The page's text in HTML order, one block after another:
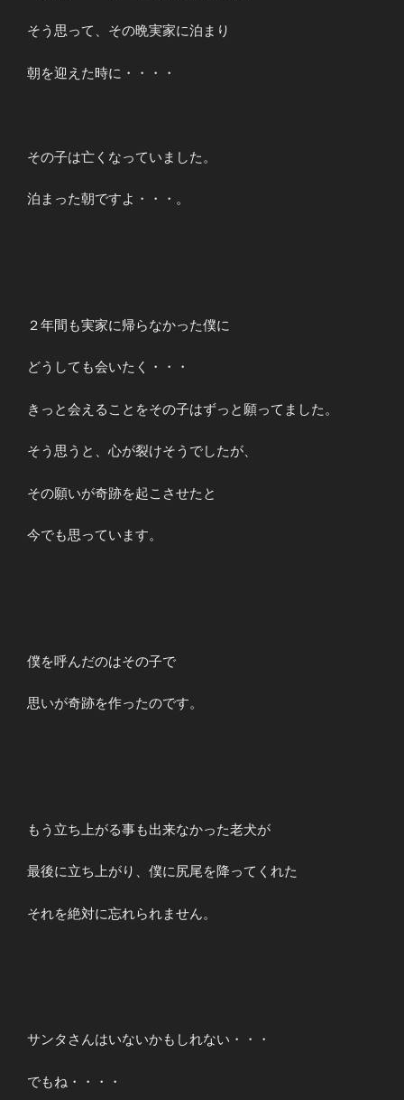
そう思って、その晩実家に泊まり
朝を迎えた時に・・・・
その子は亡くなっていました。
泊まった朝ですよ・・・。
２年間も実家に帰らなかった僕に
どうしても会いたく・・・
きっと会えることをその子はずっと願ってました。
そう思うと、心が裂けそうでしたが、
その願いが奇跡を起こさせたと
今でも思っています。
僕を呼んだのはその子で
思いが奇跡を作ったのです。
もう立ち上がる事も出来なかった老犬が
最後に立ち上がり、僕に尻尾を降ってくれた
それを絶対に忘れられません。
サンタさんはいないかもしれない・・・
でもね・・・・